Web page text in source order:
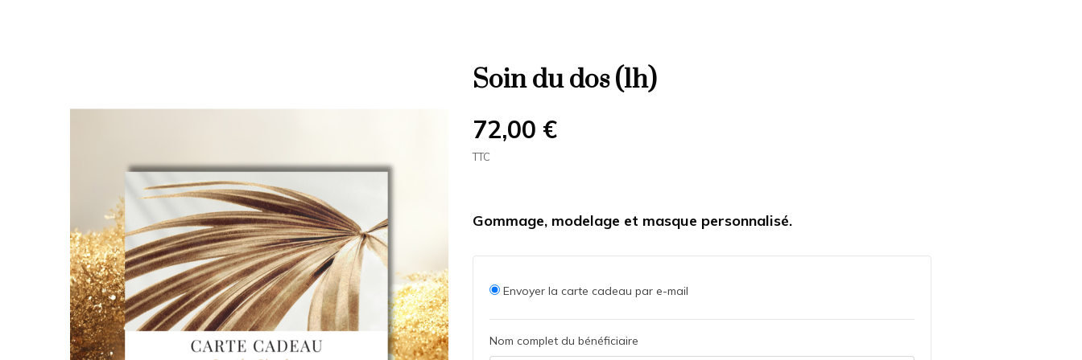
Soin du dos (1h)
72,00 €
TTC
Gommage, modelage et masque personnalisé.
Envoyer la carte cadeau par e-mail
Nom complet du bénéficiaire